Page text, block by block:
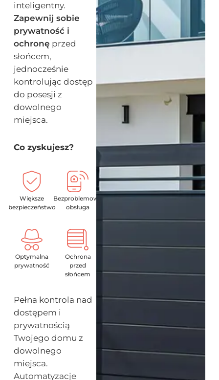
inteligentny.
Zapewnij sobie
prywatność i
ochronę przed
słońcem,
jednocześnie
kontrolując dostęp
do posesji z
dowolnego
miejsca.
Co zyskujesz?
Większe
bezpieczeństwo
Bezproblemowa
obsługa
Optymalna
prywatność
Ochrona
przed
słońcem
Pełna kontrola nad
dostępem i
prywatnością
Twojego domu z
dowolnego
miejsca.
Automatyzacje